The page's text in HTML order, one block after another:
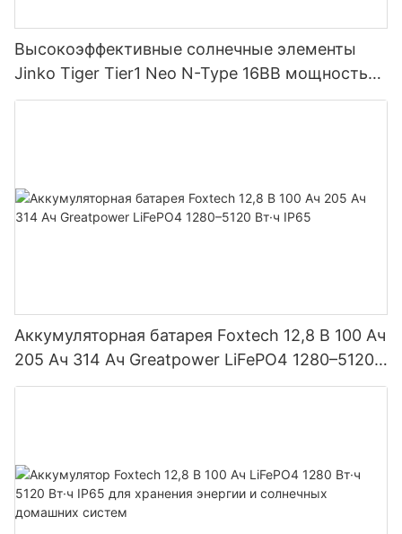
Высокоэффективные солнечные элементы
Jinko Tiger Tier1 Neo N-Type 16BB мощностью
590 Вт, 620 Вт, 630 Вт, 650 Вт, двусторонние
Аккумуляторная батарея Foxtech 12,8 В 100 Ач
205 Ач 314 Ач Greatpower LiFePO4 1280–5120
Вт·ч IP65